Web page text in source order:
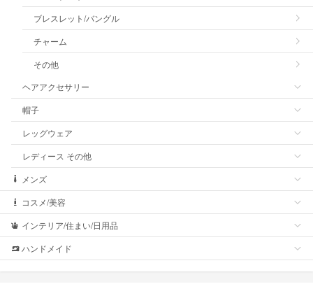
ブレスレット/バングル
チャーム
その他
ヘアアクセサリー
帽子
レッグウェア
レディース その他
メンズ
コスメ/美容
インテリア/住まい/日用品
ハンドメイド